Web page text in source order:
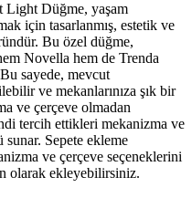
Düğme, yaşam
için tasarlanmış, estetik ve
Bu özel düğme,
Novella hem de Trenda
sayede, mevcut
ve mekanlarınıza şık bir
ve çerçeve olmadan
tercih ettikleri mekanizma ve
Sepete ekleme
ve çerçeve seçeneklerini
olarak ekleyebilirsiniz.